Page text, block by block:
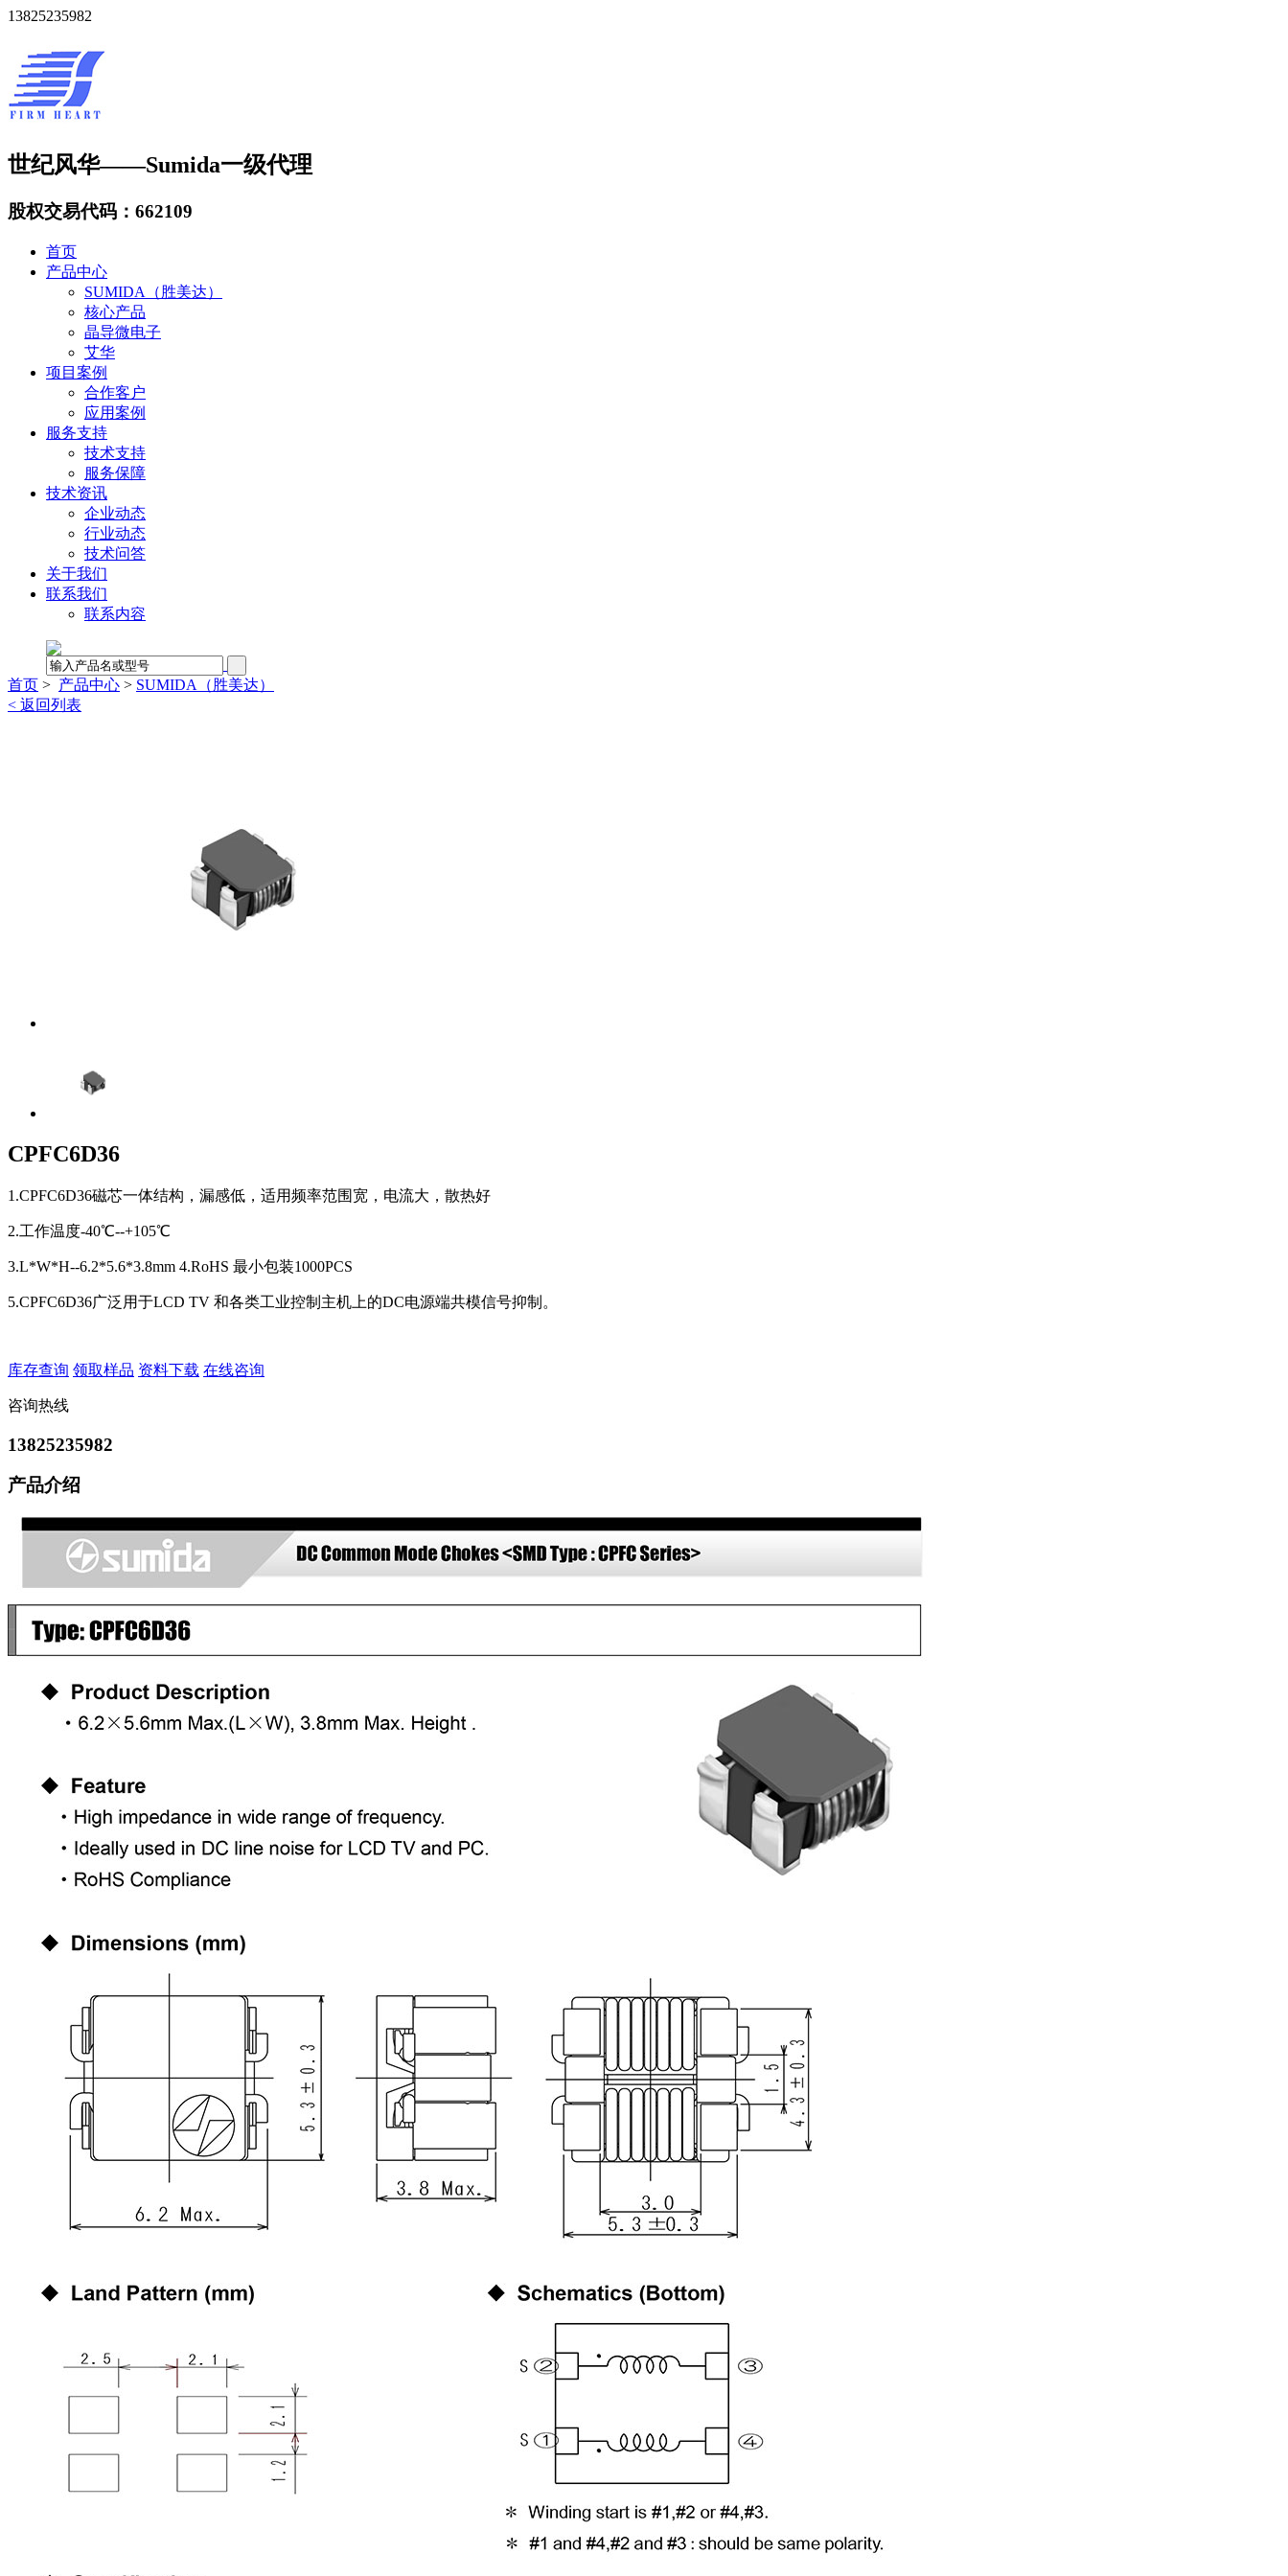
13825235982
世纪风华——Sumida一级代理
股权交易代码：662109
首页
产品中心
SUMIDA（胜美达）
核心产品
晶导微电子
艾华
项目案例
合作客户
应用案例
服务支持
技术支持
服务保障
技术资讯
企业动态
行业动态
技术问答
关于我们
联系我们
联系内容
首页 > 产品中心 > SUMIDA（胜美达）
< 返回列表
CPFC6D36
1.CPFC6D36磁芯一体结构，漏感低，适用频率范围宽，电流大，散热好
2.工作温度-40℃--+105℃
3.L*W*H--6.2*5.6*3.8mm 4.RoHS 最小包装1000PCS
5.CPFC6D36广泛用于LCD TV 和各类工业控制主机上的DC电源端共模信号抑制。
库存查询 领取样品 资料下载 在线咨询
咨询热线
13825235982
产品介绍